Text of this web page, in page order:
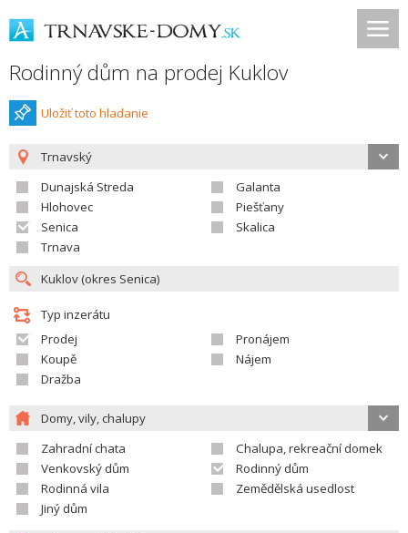
Rodinný dům na prodej Kuklov
Uložiť toto hladanie
Trnavský
Dunajská Streda
Galanta
Hlohovec
Piešťany
Senica
Skalica
Trnava
Typ inzerátu
Prodej
Pronájem
Koupě
Nájem
Dražba
Domy, vily, chalupy
Zahradní chata
Chalupa, rekreační domek
Venkovský dům
Rodinný dům
Rodinná vila
Zemědělská usedlost
Jiný dům